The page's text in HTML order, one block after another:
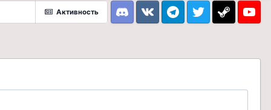
Активность
DiscordVK TelegramTwitter Steam